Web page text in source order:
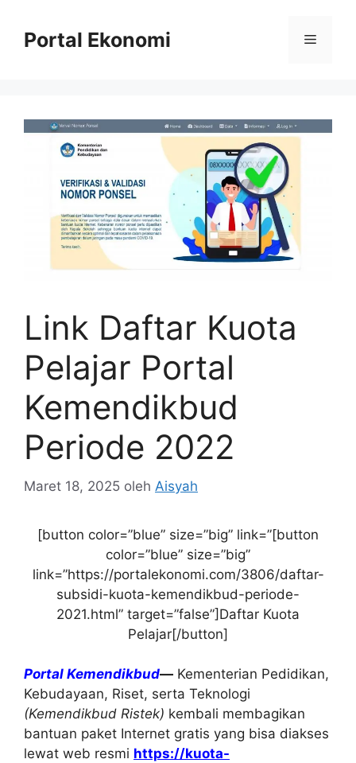
Portal Ekonomi Menu
Link Daftar Kuota
Pelajar Portal
Kemendikbud
Periode 2022
Maret 18, 2025 oleh Aisyah
[button color=”blue” size=”big” link=”[button
color=”blue” size=”big”
link=”https://portalekonomi.com/3806/daftar-
subsidi-kuota-kemendikbud-periode-
2021.html” target=”false”]Daftar Kuota
Pelajar[/button]
Portal Kemendikbud— Kementerian Pedidikan,
Kebudayaan, Riset, serta Teknologi
(Kemendikbud Ristek) kembali membagikan
bantuan paket Internet gratis yang bisa diakses
lewat web resmi https://kuota-